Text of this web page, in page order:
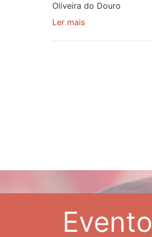
Oliveira do Douro
Ler mais
Evento